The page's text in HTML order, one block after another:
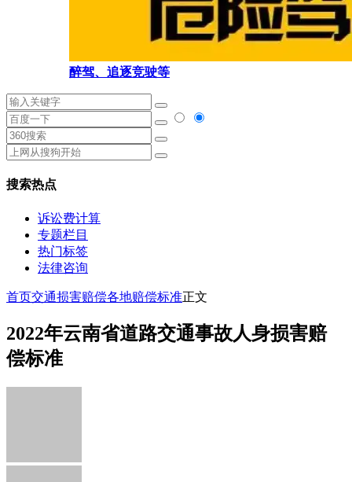
醉驾、追逐竞驶等
搜索热点
诉讼费计算
专题栏目
热门标签
法律咨询
首页交通损害赔偿各地赔偿标准正文
2022年云南省道路交通事故人身损害赔
偿标准